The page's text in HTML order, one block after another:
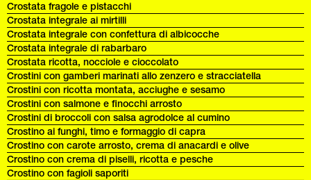
Crostata fragole e pistacchi
Crostata integrale ai mirtilli
Crostata integrale con confettura di albicocche
Crostata integrale di rabarbaro
Crostata ricotta, nocciole e cioccolato
Crostini con gamberi marinati allo zenzero e stracciatella
Crostini con ricotta montata, acciughe e sesamo
Crostini con salmone e finocchi arrosto
Crostini di broccoli con salsa agrodolce al cumino
Crostino ai funghi, timo e formaggio di capra
Crostino con carote arrosto, crema di anacardi e olive
Crostino con crema di piselli, ricotta e pesche
Crostino con fagioli saporiti